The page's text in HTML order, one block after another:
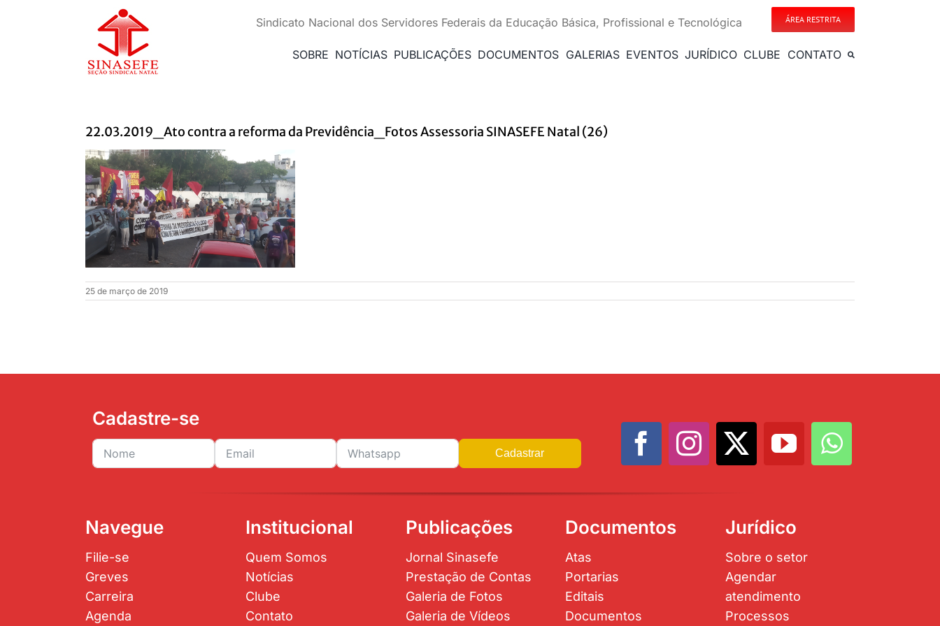
Sindicato Nacional dos Servidores Federais da Educação Básica, Profissional e Tecnológica ÁREA RESTRITA
SOBRE NOTÍCIAS PUBLICAÇÕES DOCUMENTOS GALERIAS EVENTOS JURÍDICO CLUBE CONTATO
22.03.2019_Ato contra a reforma da Previdência_Fotos Assessoria SINASEFE Natal (26)
25 de março de 2019
Cadastre-se
Cadastrar
Navegue
Filie-se
Greves
Carreira
Agenda
Institucional
Quem Somos
Notícias
Clube
Contato
Publicações
Jornal Sinasefe
Prestação de Contas
Galeria de Fotos
Galeria de Vídeos
Documentos
Atas
Portarias
Editais
Documentos
Jurídico
Sobre o setor
Agendar
atendimento
Processos